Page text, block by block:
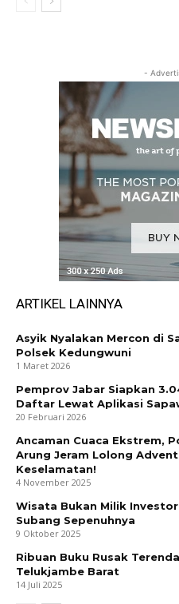
-
ARTIKEL LAINNYA
Asyik Nyalakan Mercon di
Polsek Kedungwuni
1 Maret 2026
Pemprov Jabar Siapkan
Daftar Lewat Aplikasi
20 Februari 2026
Ancaman Cuaca Ekstrem,
Arung Jeram Lolong
Keselamatan!
4 November 2025
Wisata Bukan Milik
Subang Sepenuhnya
9 Oktober 2025
Ribuan Buku Rusak
Telukjambe Barat
14 Juli 2025